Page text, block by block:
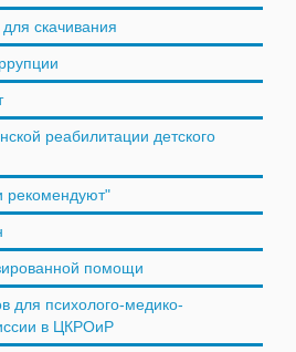
скачивания
реабилитации детского
рекомендуют"
помощи
для психолого-медико-
в ЦКРОиР